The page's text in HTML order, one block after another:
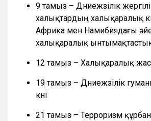
9 тамыз – Дүниежүзілік
халықтардың халықаралық
Африка мен Намибиядағы
халықаралық ынтымақтастық
12 тамыз – Халықаралық
19 тамыз – Дүниежүзілік
күні
21 тамыз – Терроризм